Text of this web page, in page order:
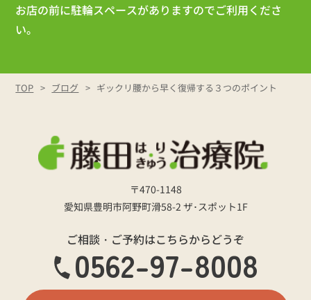
お店の前に駐輪スペースがありますのでご利用くださ
い。
TOP ブログ ギックリ腰から早く復帰する３つのポイント
〒470-1148
愛知県豊明市阿野町滑58-2 ザ･スポット1F
ご相談・ご予約はこちらからどうぞ
0562-97-8008